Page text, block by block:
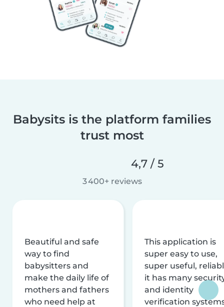
Babysits is the platform families
trust most
4,7 / 5
3 400+ reviews
Beautiful and safe
way to find
babysitters and
make the daily life of
mothers and fathers
who need help at
This application is
super easy to use,
super useful,
it has many
and identity
verification